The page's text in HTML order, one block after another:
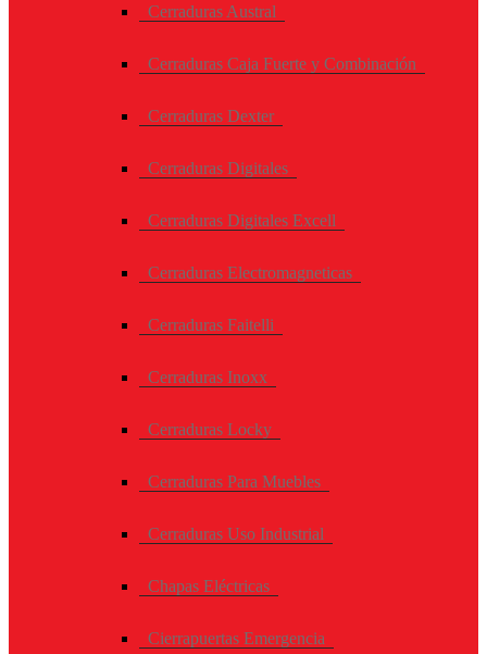
Cerraduras Austral
Cerraduras Caja Fuerte y Combinación
Cerraduras Dexter
Cerraduras Digitales
Cerraduras Digitales Excell
Cerraduras Electromagneticas
Cerraduras Faitelli
Cerraduras Inoxx
Cerraduras Locky
Cerraduras Para Muebles
Cerraduras Uso Industrial
Chapas Eléctricas
Cierrapuertas Emergencia